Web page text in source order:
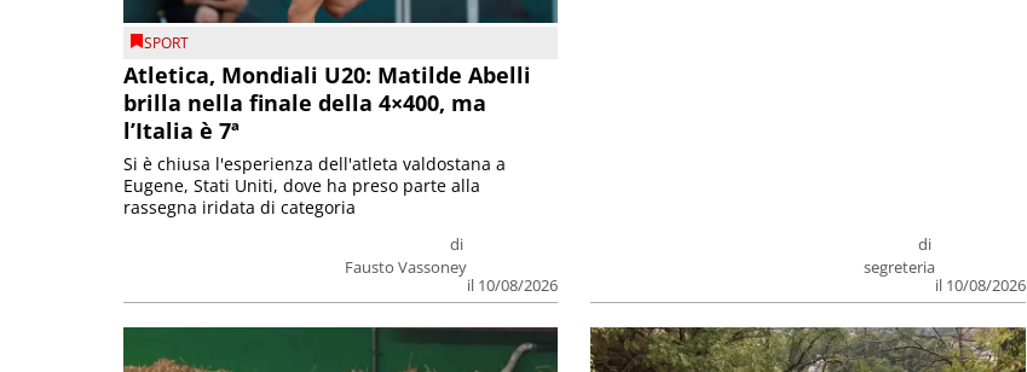
SPORT
Atletica, Mondiali U20: Matilde Abelli
brilla nella finale della 4×400, ma
l’Italia è 7ª
di
Fausto Vassoney
il 10/08/2026
Si è chiusa l'esperienza dell'atleta valdostana a
Eugene, Stati Uniti, dove ha preso parte alla
rassegna iridata di categoria
di
segreteria
il 10/08/2026